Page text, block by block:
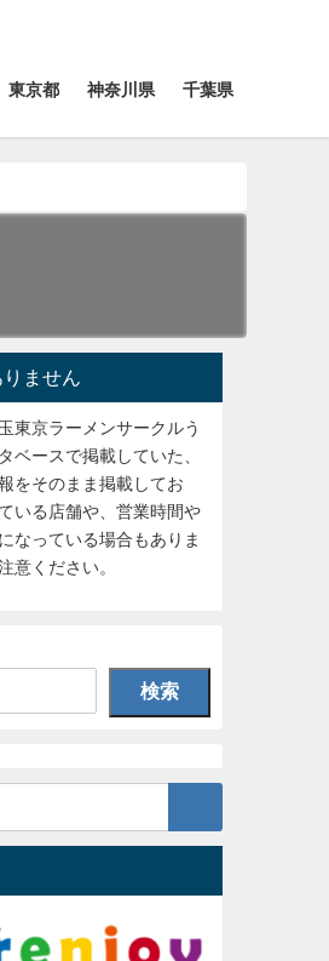
東京都 神奈川県 千葉県
ません
東京ラーメンサークルう
ベースで掲載していた、
をそのまま掲載してお
いる店舗や、営業時間や
なっている場合もありま
意ください。
検索